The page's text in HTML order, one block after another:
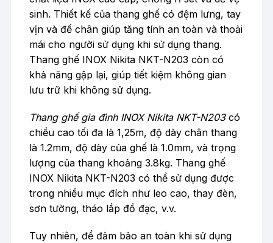
sinh. Thiết kế của thang ghế có đệm lưng, tay
vịn và đế chân giúp tăng tính an toàn và thoải
mái cho người sử dụng khi sử dụng thang.
Thang ghế INOX Nikita NKT-N203 còn có
khả năng gập lại, giúp tiết kiệm không gian
lưu trữ khi không sử dụng.
Thang ghế gia đình INOX Nikita NKT-N203có
chiều cao tối đa là 1,25m, độ dày chân thang
là 1.2mm, độ dày của ghế là 1.0mm, và trọng
lượng của thang khoảng 3.8kg. Thang ghế
INOX Nikita NKT-N203 có thể sử dụng được
trong nhiều mục đích như leo cao, thay đèn,
sơn tường, tháo lắp đồ đạc, v.v.
Tuy nhiên, để đảm bảo an toàn khi sử dụng